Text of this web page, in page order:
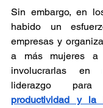
Sin embargo, en
habido un
empresas y
a más mujeres a
involucrarlas
liderazgo
productividad y la